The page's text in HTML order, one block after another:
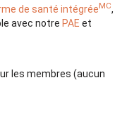
de santé intégréeMC,
avec notre PAE et
les membres (aucun